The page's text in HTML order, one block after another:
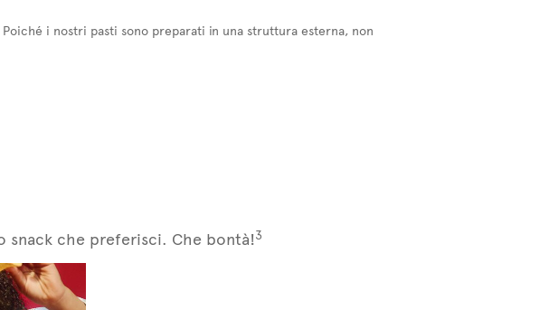
i nostri pasti sono preparati in una struttura esterna, non
snack che preferisci. Che bontà!3